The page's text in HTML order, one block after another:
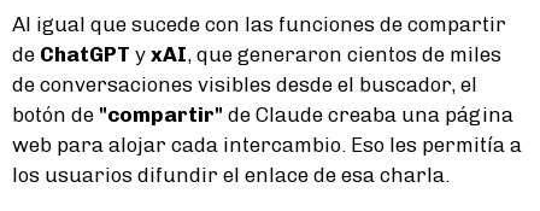
Al igual que sucede con las funciones de compartir
de ChatGPT y xAI, que generaron cientos de miles
de conversaciones visibles desde el buscador, el
botón de "compartir" de Claude creaba una página
web para alojar cada intercambio. Eso les permitía a
los usuarios difundir el enlace de esa charla.